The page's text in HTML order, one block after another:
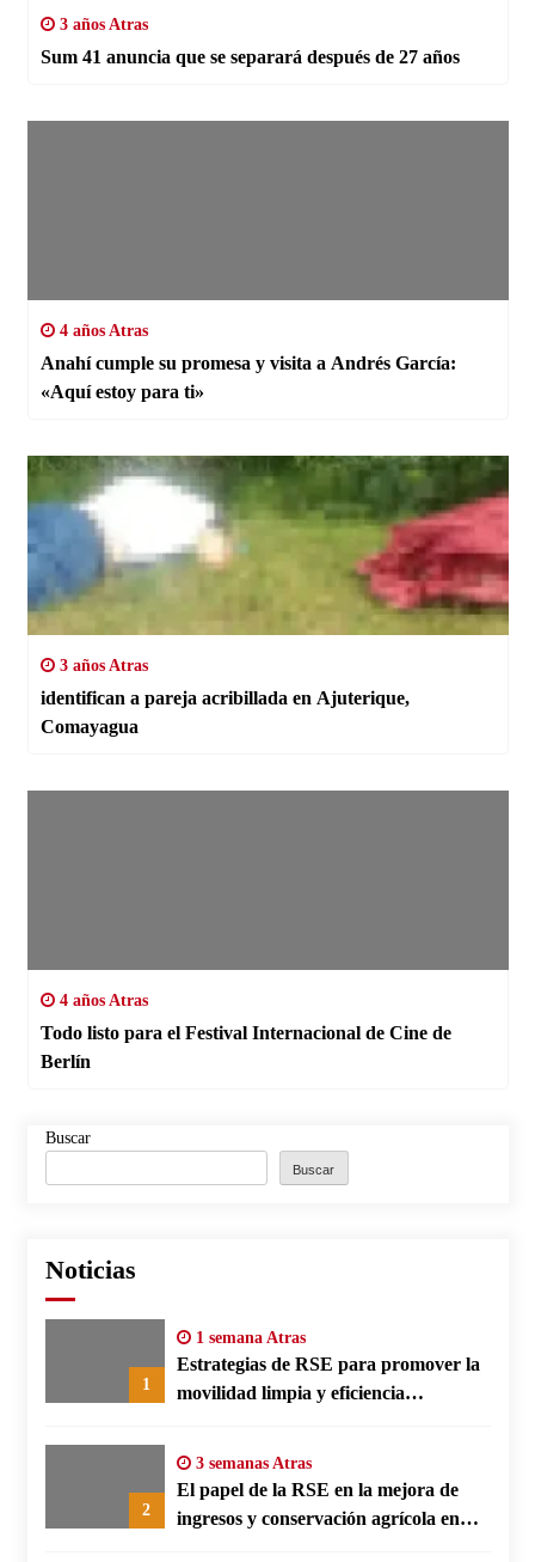
3 años Atras
Sum 41 anuncia que se separará después de 27 años
4 años Atras
Anahí cumple su promesa y visita a Andrés García:
«Aquí estoy para ti»
3 años Atras
identifican a pareja acribillada en Ajuterique,
Comayagua
4 años Atras
Todo listo para el Festival Internacional de Cine de
Berlín
Buscar
Buscar
Noticias
1
1 semana Atras
Estrategias de RSE para promover la
movilidad limpia y eficiencia
2
3 semanas Atras
El papel de la RSE en la mejora de
ingresos y conservación agrícola en